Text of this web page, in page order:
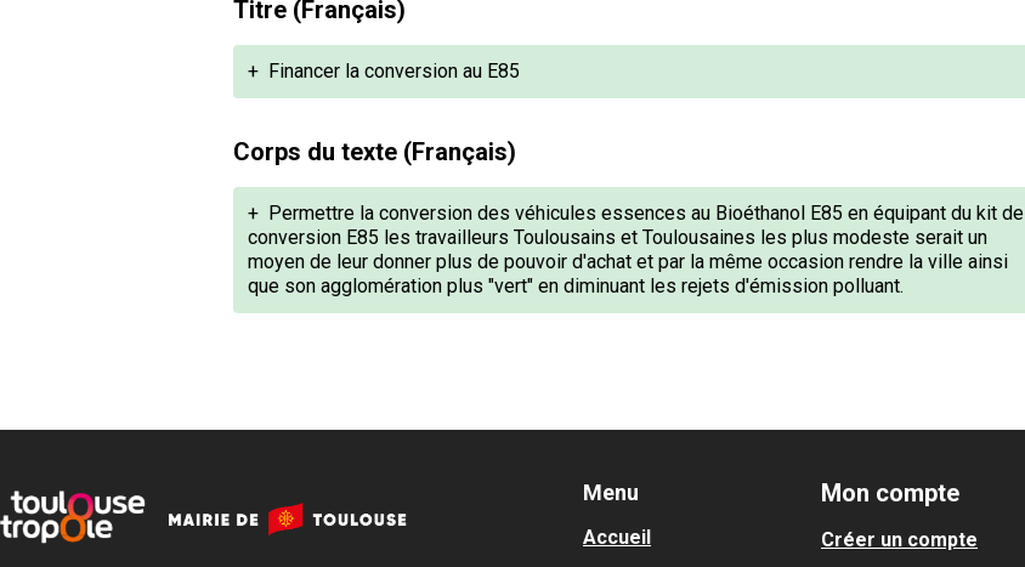
Titre (Français)
+ Financer la conversion au E85
Corps du texte (Français)
+ Permettre la conversion des véhicules essences au Bioéthanol E85 en équipant du kit de
conversion E85 les travailleurs Toulousains et Toulousaines les plus modeste serait un
moyen de leur donner plus de pouvoir d'achat et par la même occasion rendre la ville ainsi
que son agglomération plus "vert" en diminuant les rejets d'émission polluant.
Menu
Accueil
Mon compte
Créer un compte